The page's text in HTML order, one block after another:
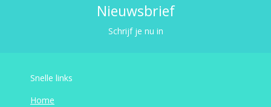
Nieuwsbrief
Schrijf je nu in
Snelle links
Home